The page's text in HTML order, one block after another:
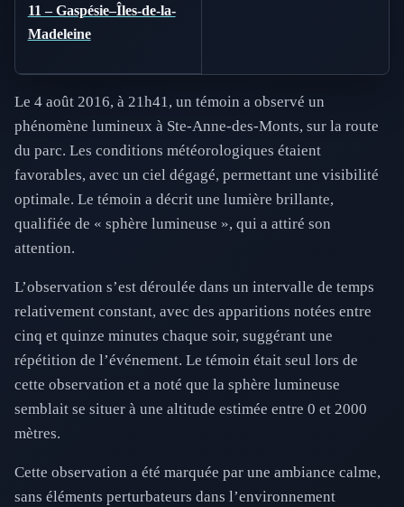
11 – Gaspésie–Îles-de-la-
Madeleine
Le 4 août 2016, à 21h41, un témoin a observé un
phénomène lumineux à Ste-Anne-des-Monts, sur la route
du parc. Les conditions météorologiques étaient
favorables, avec un ciel dégagé, permettant une visibilité
optimale. Le témoin a décrit une lumière brillante,
qualifiée de « sphère lumineuse », qui a attiré son
attention.
L’observation s’est déroulée dans un intervalle de temps
relativement constant, avec des apparitions notées entre
cinq et quinze minutes chaque soir, suggérant une
répétition de l’événement. Le témoin était seul lors de
cette observation et a noté que la sphère lumineuse
semblait se situer à une altitude estimée entre 0 et 2000
mètres.
Cette observation a été marquée par une ambiance calme,
sans éléments perturbateurs dans l’environnement